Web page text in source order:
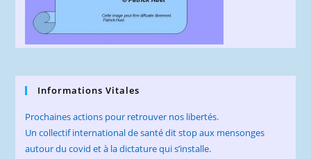
Informations Vitales
Prochaines actions pour retrouver nos libertés.
Un collectif international de santé dit stop aux mensonges
autour du covid et à la dictature qui s’installe.